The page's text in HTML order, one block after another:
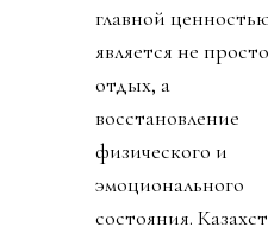
главной
является не просто
отдых, а
восстановление
физического и
эмоционального
состояния.